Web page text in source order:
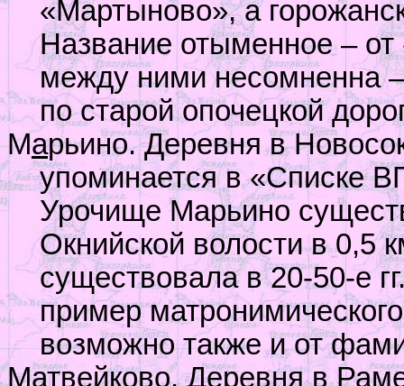
«Мартыново», а
Название отыменное –
между ними несомненна
по старой опочецкой
Марьино. Деревня в
упоминается в «Списке
Урочище Марьино
Окнийской волости в 0,5
существовала в 20-50-е
пример
возможно также и от
Матвейково. Деревня в